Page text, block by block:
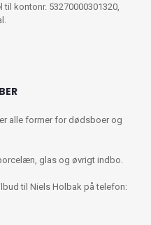
kontonr. 53270000301320,
alle former for dødsboer og
glas og øvrigt indbo.
til Niels Holbak på telefon: